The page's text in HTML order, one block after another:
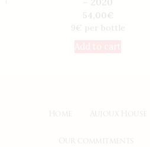
€
9€ per bottle
Home Aujoux House
Our commitments